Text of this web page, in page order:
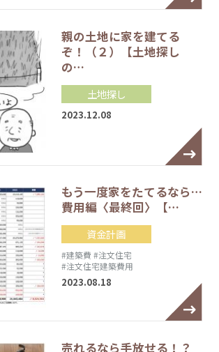
親の土地に家を建てる
ぞ！（２）【土地探し
の…
土地探し
2023.12.08
もう一度家をたてるなら…
費用編〈最終回〉【…
資金計画
#建築費 #注文住宅
#注文住宅建築費用
2023.08.18
売れるなら手放せる！？